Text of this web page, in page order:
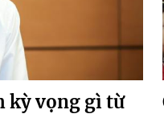
kỳ vọng gì từ